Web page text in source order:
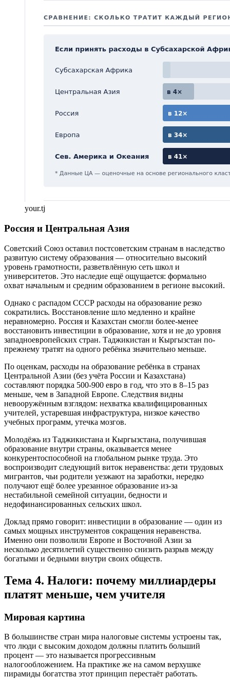
your.tj
Россия и Центральная Азия
Советский Союз оставил постсоветским странам в наследство
развитую систему образования — относительно высокий
уровень грамотности, разветвлённую сеть школ и
университетов. Это наследие ещё ощущается: формально
охват начальным и средним образованием в регионе высокий.
Однако с распадом СССР расходы на образование резко
сократились. Восстановление шло медленно и крайне
неравномерно. Россия и Казахстан смогли более-менее
восстановить инвестиции в образование, хотя и не до уровня
западноевропейских стран. Таджикистан и Кыргызстан по-
прежнему тратят на одного ребёнка значительно меньше.
По оценкам, расходы на образование ребёнка в странах
Центральной Азии (без учёта России и Казахстана)
составляют порядка 500-900 евро в год, что это в 8–15 раз
меньше, чем в Западной Европе. Следствия видны
невооружённым взглядом: нехватка квалифицированных
учителей, устаревшая инфраструктура, низкое качество
учебных программ, утечка мозгов.
Молодёжь из Таджикистана и Кыргызстана, получившая
образование внутри страны, оказывается менее
конкурентоспособной на глобальном рынке труда. Это
воспроизводит следующий виток неравенства: дети трудовых
мигрантов, чьи родители уезжают на заработки, нередко
получают ещё более урезанное образование из-за
нестабильной семейной ситуации, бедности и
недофинансированных сельских школ.
Доклад прямо говорит: инвестиции в образование — один из
самых мощных инструментов сокращения неравенства.
Именно они позволили Европе и Восточной Азии за
несколько десятилетий существенно снизить разрыв между
богатыми и бедными внутри своих обществ.
Тема 4. Налоги: почему миллиардеры
платят меньше, чем учителя
Мировая картина
В большинстве стран мира налоговые системы устроены так,
что люди с высоким доходом должны платить больший
процент — это называется прогрессивным
налогообложением. На практике же на самом верхушке
пирамиды богатства этот принцип перестаёт работать.